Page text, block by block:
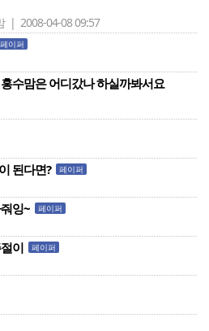
| 2008-04-08 09:57
페이퍼
수맘은 어디갔나 하실까봐서요
된다면? 페이퍼
잉~ 페이퍼
이 페이퍼